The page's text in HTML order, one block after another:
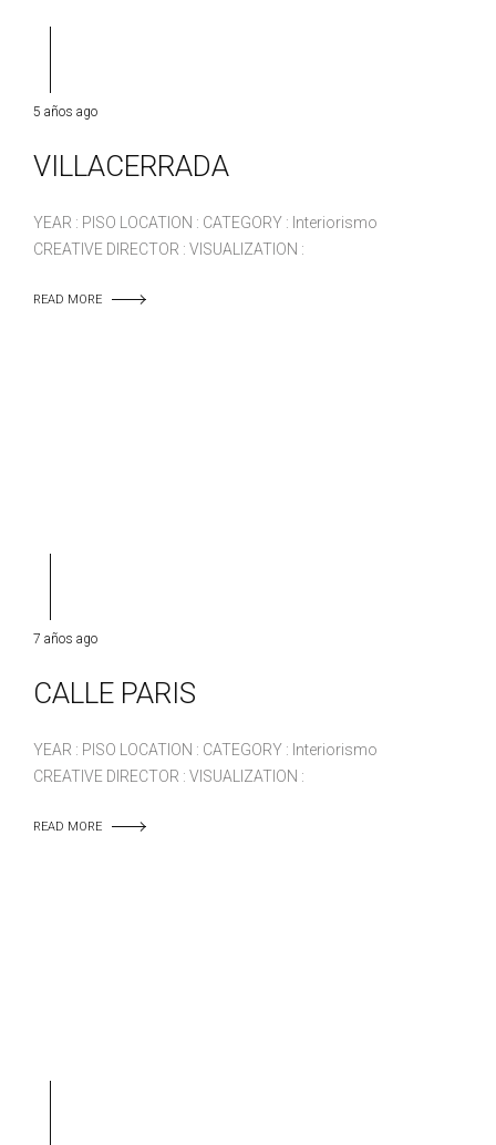
5 años ago
VILLACERRADA
YEAR : PISO LOCATION : CATEGORY : Interiorismo
CREATIVE DIRECTOR : VISUALIZATION :
READ MORE
7 años ago
CALLE PARIS
YEAR : PISO LOCATION : CATEGORY : Interiorismo
CREATIVE DIRECTOR : VISUALIZATION :
READ MORE